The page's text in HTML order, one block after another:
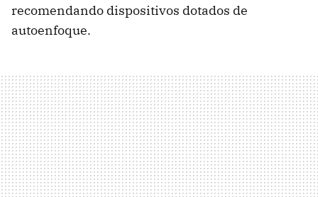
recomendando dispositivos dotados de
autoenfoque.